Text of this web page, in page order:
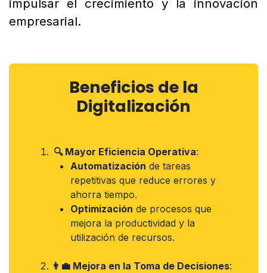
impulsar el crecimiento y la innovación
empresarial.
Beneficios de la
Digitalización
🔍 Mayor Eficiencia Operativa:
Automatización de tareas
repetitivas que reduce errores y
ahorra tiempo.
Optimización de procesos que
mejora la productividad y la
utilización de recursos.
👨‍💼 Mejora en la Toma de Decisiones: